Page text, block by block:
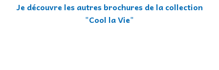
Je découvre les autres brochures de la collection
"Cool la Vie"